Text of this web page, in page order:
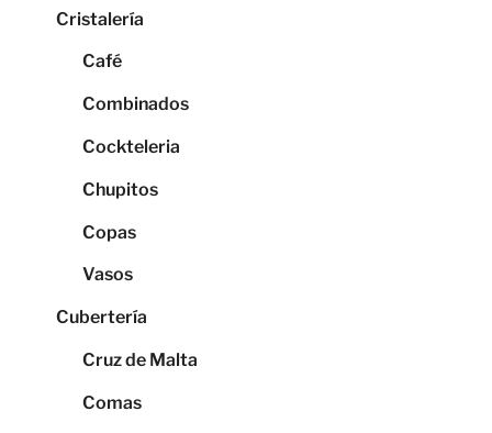
Cristalería
Café
Combinados
Cockteleria
Chupitos
Copas
Vasos
Cubertería
Cruz de Malta
Comas